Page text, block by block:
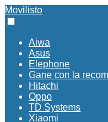
Movilisto
Aiwa
Asus
Elephone
Gane con la
Hitachi
Oppo
TD Systems
Xiaomi